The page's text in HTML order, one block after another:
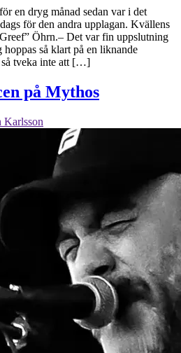
en dryg månad sedan var i det
för den andra upplagan. Kvällens
Öhrn.– Det var fin uppslutning
hoppas så klart på en liknande
så tveka inte att […]
på Mythos
Karlsson